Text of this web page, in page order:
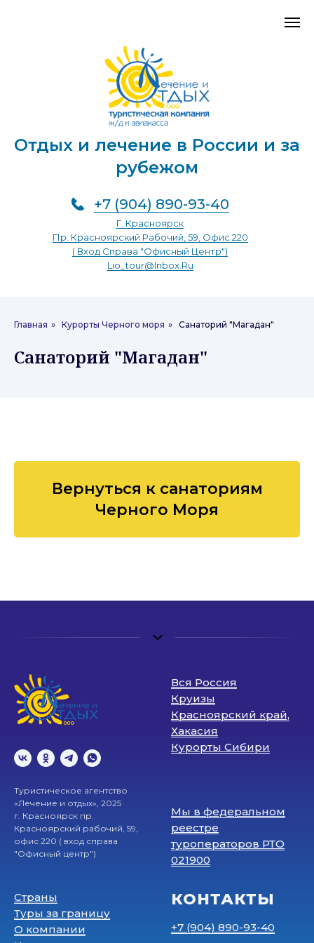
Отдых и лечение в России и за
рубежом
+7 (904) 890-93-40
Г. Красноярск
Пр. Красноярский Рабочий, 59, Офис 220
( Вход Справа "Офисный Центр")
Lio_tour@inbox.ru
Главная » Курорты Черного моря » Санаторий "Магадан"
Санаторий "Магадан"
Вернуться к санаториям
Черного Моря
Туристическое агентство
«Лечение и отдых», 2025
г. Красноярск пр.
Красноярский рабочий, 59,
офис 220 ( вход справа
"Офисный центр")
Вся Россия
Круизы
Красноярский край,
Хакасия
Курорты Сибири
Мы в федеральном
реестре
туроператоров РТО
021900
Страны
Туры за границу
О компании
КОНТАКТЫ
+7 (904) 890-93-40